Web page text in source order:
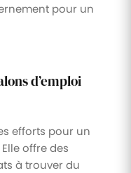
pour un
d’emploi
efforts pour un
offre des
à trouver du